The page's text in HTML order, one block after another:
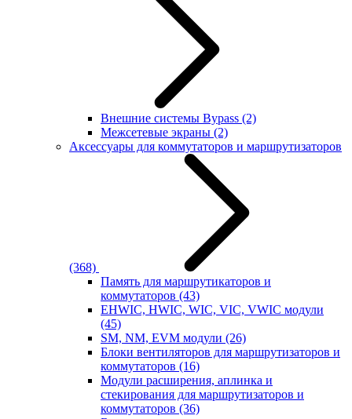
Внешние системы Bypass (2)
Межсетевые экраны (2)
Аксессуары для коммутаторов и маршрутизаторов
(368)
Память для маршрутикаторов и
коммутаторов (43)
EHWIC, HWIC, WIC, VIC, VWIC модули
(45)
SM, NM, EVM модули (26)
Блоки вентиляторов для маршрутизаторов и
коммутаторов (16)
Модули расширения, аплинка и
стекирования для маршрутизаторов и
коммутаторов (36)